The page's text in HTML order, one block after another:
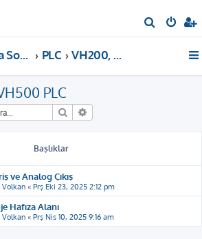
r
Sıkça Sorulan Sorular PLC VH200, VH300, VH500 PLC
PLC
Ara
Başlıklar
ve Analog Çıkış
Volkan « Prş Eki 23, 2025 2:12 pm
Hafıza Alanı
Volkan « Prş Nis 10, 2025 9:16 am